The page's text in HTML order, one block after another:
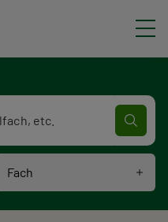
Fach